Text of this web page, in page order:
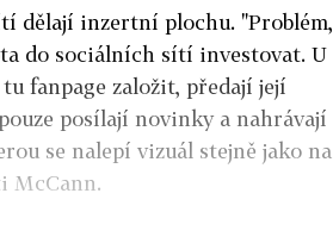
dělají inzertní plochu. "Problém,
do sociálních sítí investovat. U
fanpage založit, předají její
posílají novinky a nahrávají
se nalepí vizuál stejně jako na
McCann.